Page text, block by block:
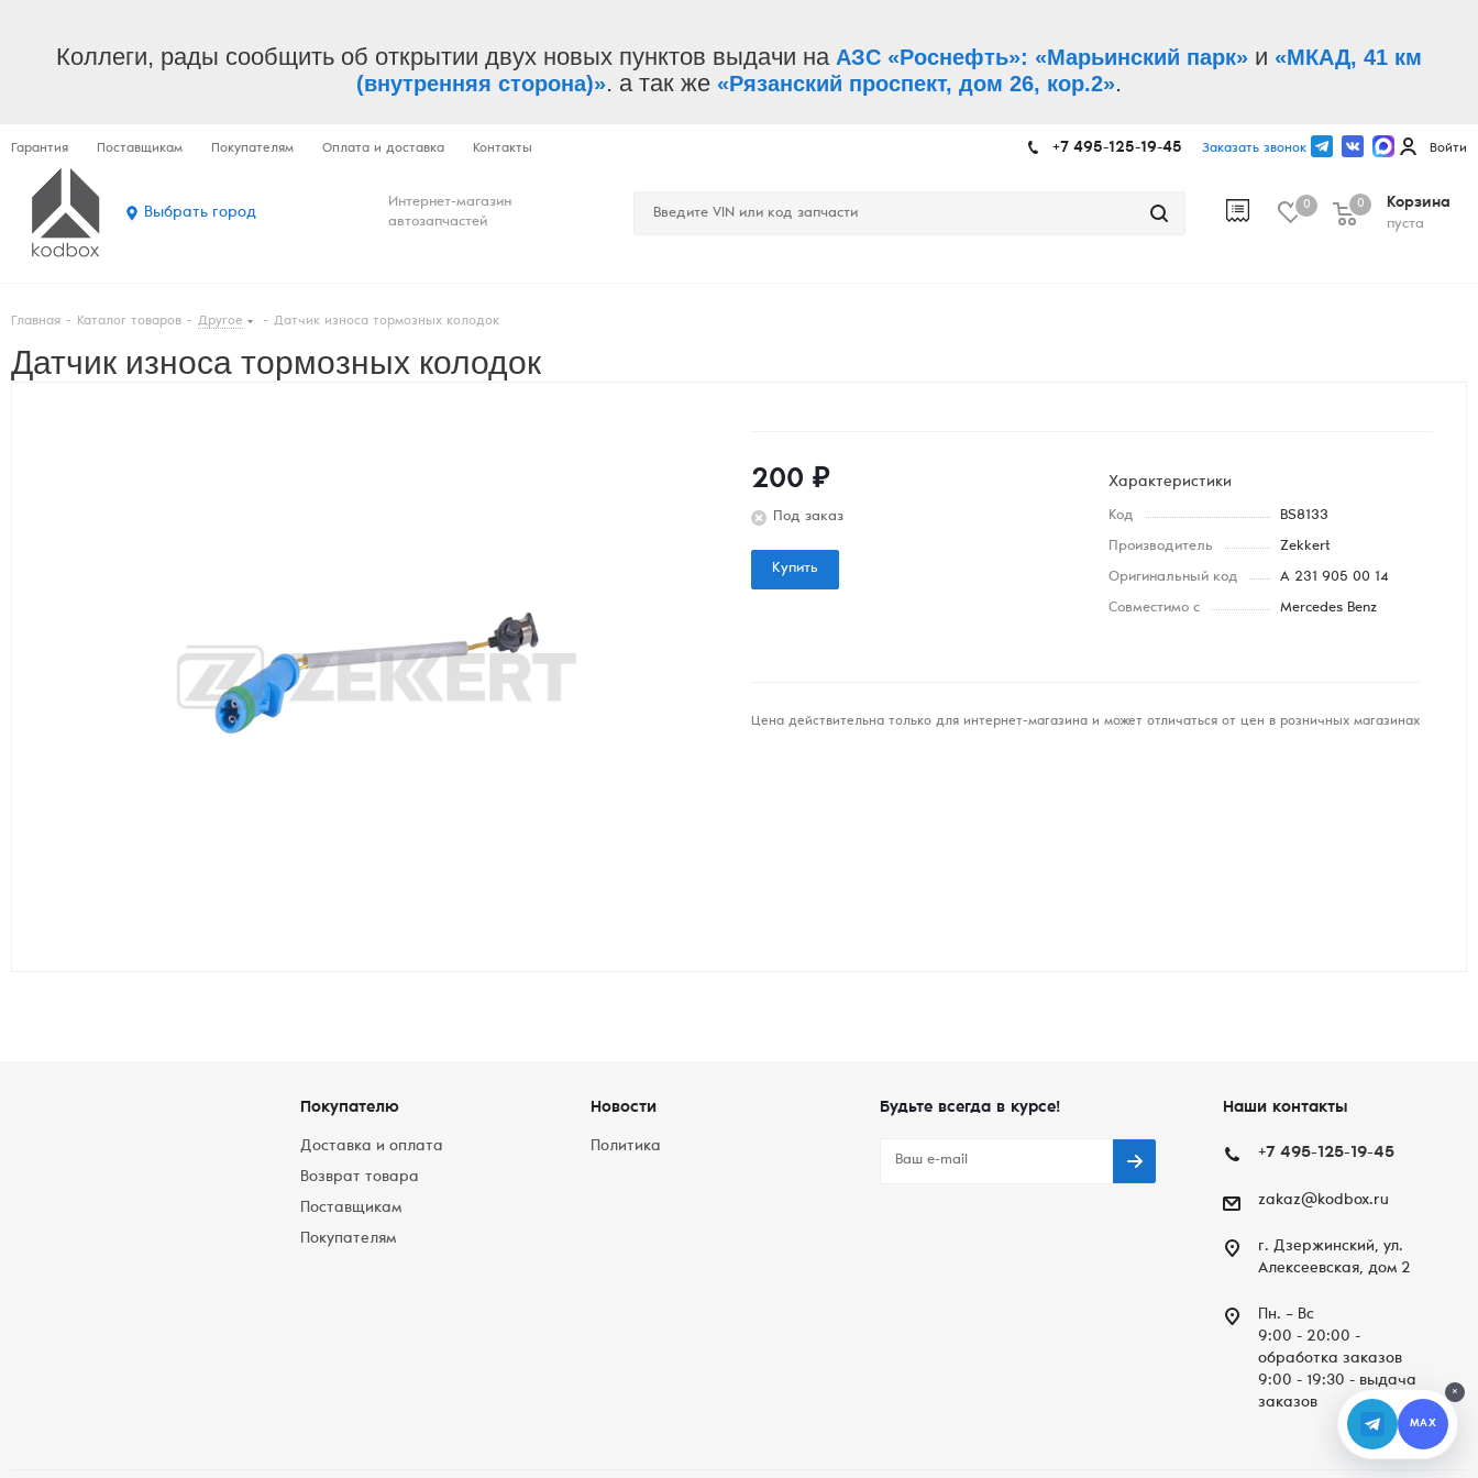
Коллеги, рады сообщить об открытии двух новых пунктов выдачи на АЗС «Роснефть»: «Марьинский парк» и «МКАД, 41 км
(внутренняя сторона)». а так же «Рязанский проспект, дом 26, кор.2».
Гарантия Поставщикам Покупателям Оплата и доставка Контакты +7 495-125-19-45 Заказать звонок Войти
Выбрать город
Интернет-магазин
автозапчастей
0
Корзина
пуста
0
Главная - Каталог товаров - Другое - Датчик износа тормозных колодок
Датчик износа тормозных колодок
200 ₽
Под заказ
Купить
Характеристики
Код BS8133
Производитель Zekkert
Оригинальный код A 231 905 00 14
Совместимо с Mercedes Benz
Цена действительна только для интернет-магазина и может отличаться от цен в розничных магазинах
Покупателю
Доставка и оплата
Возврат товара
Поставщикам
Покупателям
Новости
Политика
Будьте всегда в курсе! Наши контакты
+7 495-125-19-45
zakaz@kodbox.ru
г. Дзержинский, ул.
Алексеевская, дом 2
Пн. – Вc
9:00 - 20:00 -
обработка заказов
9:00 - 19:30 - выдача
заказов
×
MAX